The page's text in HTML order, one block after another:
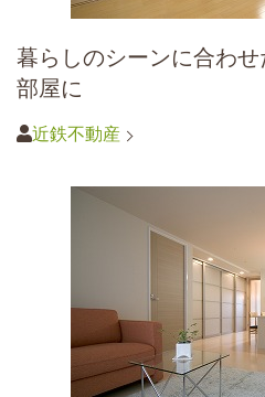
暮らしのシーンに合わ
部屋に
近鉄不動産